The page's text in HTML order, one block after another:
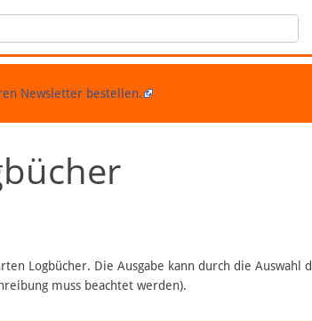
Newsletter bestellen.
Logbücher. Die Ausgabe kann durch die Auswahl
muss beachtet werden).